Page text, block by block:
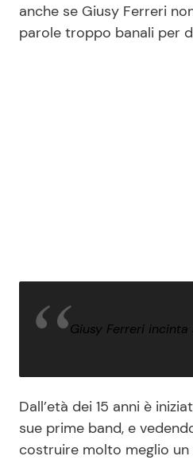
anche se Giusy Ferreri
parole troppo banali per
Giusy Ferreri
Dall’età dei 15 anni è
sue prime band, e
costruire molto meglio